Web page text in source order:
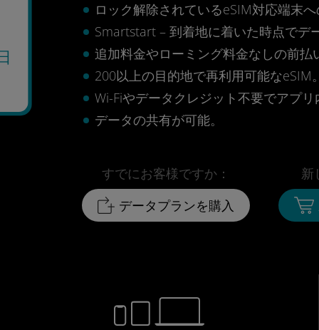
ロック解除されているeSIM対応端末
Smartstart – 到着地に着いた時点でデ
追加料金やローミング料金なしの前払
200以上の目的地で再利用可能なeSIM
Wi-Fiやデータクレジット不要でアプ
データの共有が可能。
すでにお客様ですか：
データプランを購入
新